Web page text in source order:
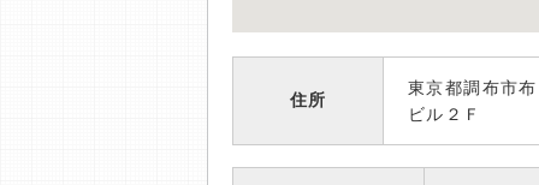
住所
東京都調布市
ビル２Ｆ